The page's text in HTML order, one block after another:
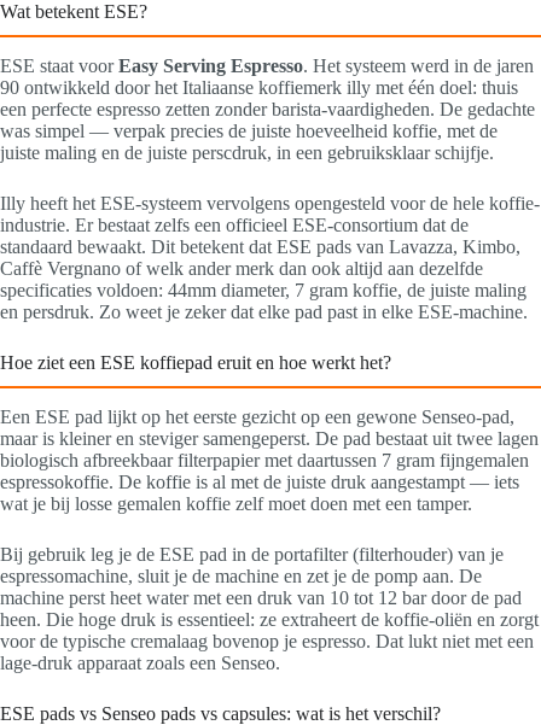
Wat betekent ESE?
ESE staat voorEasy Serving Espresso. Het systeem werd in de jaren
90 ontwikkeld door het Italiaanse koffiemerk illy met één doel: thuis
een perfecte espresso zetten zonder barista-vaardigheden. De gedachte
was simpel — verpak precies de juiste hoeveelheid koffie, met de
juiste maling en de juiste perscdruk, in een gebruiksklaar schijfje.
Illy heeft het ESE-systeem vervolgens opengesteld voor de hele koffie-
industrie. Er bestaat zelfs een officieel ESE-consortium dat de
standaard bewaakt. Dit betekent dat ESE pads van Lavazza, Kimbo,
Caffè Vergnano of welk ander merk dan ook altijd aan dezelfde
specificaties voldoen: 44mm diameter, 7 gram koffie, de juiste maling
en persdruk. Zo weet je zeker dat elke pad past in elke ESE-machine.
Hoe ziet een ESE koffiepad eruit en hoe werkt het?
Een ESE pad lijkt op het eerste gezicht op een gewone Senseo-pad,
maar is kleiner en steviger samengeperst. De pad bestaat uit twee lagen
biologisch afbreekbaar filterpapier met daartussen 7 gram fijngemalen
espressokoffie. De koffie is al met de juiste druk aangestampt — iets
wat je bij losse gemalen koffie zelf moet doen met een tamper.
Bij gebruik leg je de ESE pad in de portafilter (filterhouder) van je
espressomachine, sluit je de machine en zet je de pomp aan. De
machine perst heet water met een druk van 10 tot 12 bar door de pad
heen. Die hoge druk is essentieel: ze extraheert de koffie-oliën en zorgt
voor de typische cremalaag bovenop je espresso. Dat lukt niet met een
lage-druk apparaat zoals een Senseo.
ESE pads vs Senseo pads vs capsules: wat is het verschil?